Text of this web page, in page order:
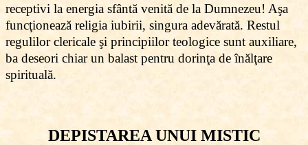
receptivi la energia sfântă venită de la Dumnezeu! Aşa
funcţionează religia iubirii, singura adevărată. Restul
regulilor clericale şi principiilor teologice sunt auxiliare,
ba deseori chiar un balast pentru dorinţa de înălţare
spirituală.
DEPISTAREA UNUI MISTIC